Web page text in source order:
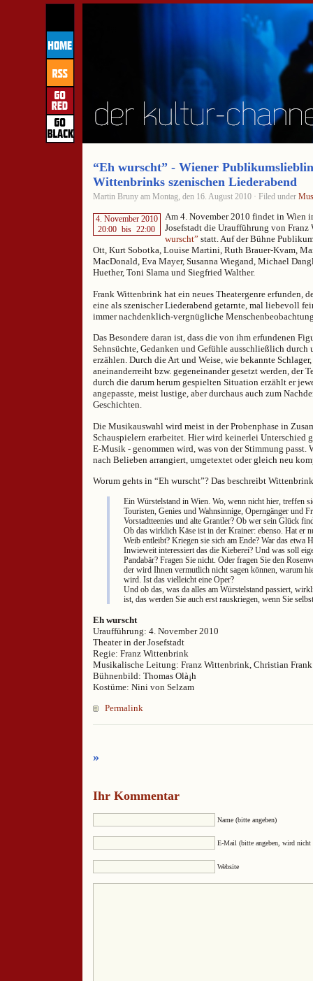
“Eh wurscht” - Wiener
Wittenbrinks szenischen Liederabend
Martin Bruny am Montag, den 16. August 2010 · Filed under
4. November 2010
20:00 bis 22:00
Am 4. November 2010 findet in Wien
Josefstadt die Uraufführung von
wurscht” statt. Auf der Bühne
Ott, Kurt Sobotka, Louise Martini, Ruth Brauer-Kvam,
MacDonald, Eva Mayer, Susanna Wiegand, Michael
Huether, Toni Slama und Siegfried Walther.
Frank Wittenbrink hat ein neues Theatergenre erfunden,
eine als szenischer Liederabend getarnte, mal liebevoll
immer nachdenklich-vergnügliche
Das Besondere daran ist, dass die von ihm erfundenen
Sehnsüchte, Gedanken und Gefühle ausschließlich
erzählen. Durch die Art und Weise, wie bekannte
aneinanderreiht bzw. gegeneinander gesetzt werden, der
durch die darum herum gespielten Situation erzählt er
angepasste, meist lustige, aber durchaus auch zum
Geschichten.
Die Musikauswahl wird meist in der Probenphase in
Schauspielern erarbeitet. Hier wird keinerlei Unterschied
E-Musik - genommen wird, was von der Stimmung passt.
nach Belieben arrangiert, umgetextet oder gleich neu
Worum gehts in “Eh wurscht”? Das beschreibt
Ein Würstelstand in Wien. Wo, wenn nicht hier, treffen
Touristen, Genies und Wahnsinnige, Operngänger und
Vorstadtteenies und alte Grantler? Ob wer sein Glück
Ob das wirklich Käse ist in der Krainer: ebenso. Hat er
Weib entleibt? Kriegen sie sich am Ende? War das etwa
Inwieweit interessiert das die Kieberei? Und was soll
Pandabär? Fragen Sie nicht. Oder fragen Sie den
der wird Ihnen vermutlich nicht sagen können, warum
wird. Ist das vielleicht eine Oper?
Und ob das, was da alles am Würstelstand passiert,
ist, das werden Sie auch erst rauskriegen, wenn Sie
Eh wurscht
Uraufführung: 4. November 2010
Theater in der Josefstadt
Regie: Franz Wittenbrink
Musikalische Leitung: Franz Wittenbrink, Christian Frank
Bühnenbild: Thomas Olà¡h
Kostüme: Nini von Selzam
Permalink
»
Ihr Kommentar
Name (bitte angeben)
E-Mail (bitte angeben, wird nicht
Website